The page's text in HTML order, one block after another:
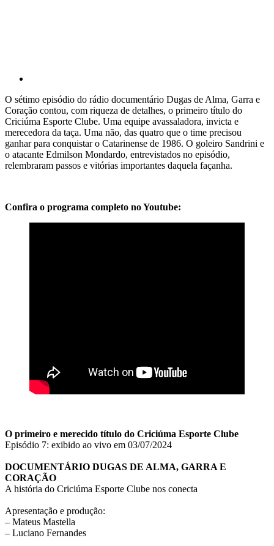
O sétimo episódio do rádio documentário Dugas de Alma, Garra e
Coração contou, com riqueza de detalhes, o primeiro título do
Criciúma Esporte Clube. Uma equipe avassaladora, invicta e
merecedora da taça. Uma não, das quatro que o time precisou
ganhar para conquistar o Catarinense de 1986. O goleiro Sandrini e
o atacante Edmilson Mondardo, entrevistados no episódio,
relembraram passos e vitórias importantes daquela façanha.
Confira o programa completo no Youtube:
O primeiro e merecido título do Criciúma Esporte Clube
Episódio 7: exibido ao vivo em 03/07/2024
DOCUMENTÁRIO DUGAS DE ALMA, GARRA E
CORAÇÃO
A história do Criciúma Esporte Clube nos conecta
Apresentação e produção:
– Mateus Mastella
– Luciano Fernandes